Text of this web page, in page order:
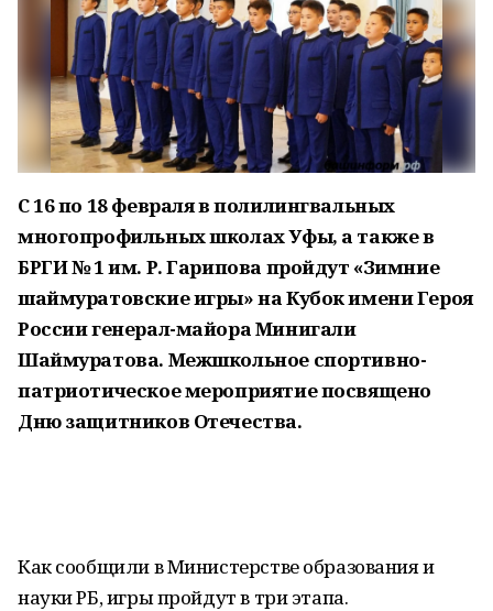
С 16 по 18 февраля в полилингвальных
многопрофильных школах Уфы, а также в
БРГИ № 1 им. Р. Гарипова пройдут «Зимние
шаймуратовские игры» на Кубок имени Героя
России генерал-майора Минигали
Шаймуратова. Межшкольное спортивно-
патриотическое мероприятие посвящено
Дню защитников Отечества.
Как сообщили в Министерстве образования и
науки РБ, игры пройдут в три этапа.